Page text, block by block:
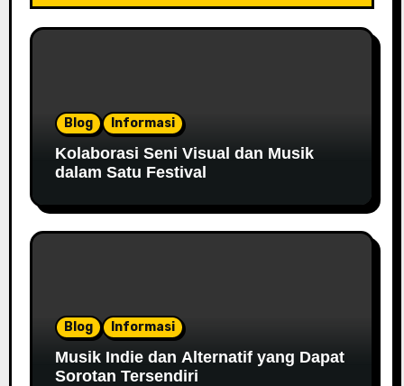
Blog Informasi
Kolaborasi Seni Visual dan Musik
dalam Satu Festival
Blog Informasi
Musik Indie dan Alternatif yang Dapat
Sorotan Tersendiri